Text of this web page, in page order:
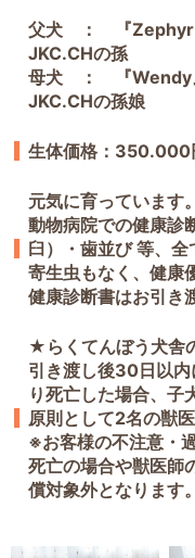
父犬 ： 『Zephyr
JKC.CHの孫
母犬 ： 『Wendy
JKC.CHの孫娘
生体価格：350.000
元気に育っています。
動物病院での健康診
臼）・歯並び 等、全
寄生虫もなく、健康
健康診断書はお引き
★らくてんぼう犬舎
引き渡し後30日以内
り死亡した場合、子
原則として2名の獣
※お客様の不注意・
死亡の場合や獣医師
償対象外となります。